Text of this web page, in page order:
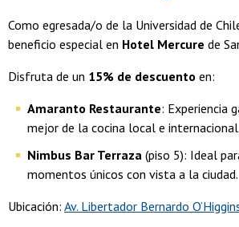
Egresadas/os
Como egresada/o de la Universidad de
beneficio especial en Hotel Mercure de
Disfruta de un 15% de descuento en:
Amaranto Restaurante: Experiencia
mejor de la cocina local e internacional.
Nimbus Bar Terraza (piso 5): Ideal
momentos únicos con vista a la ciudad.
Ubicación: Av. Libertador Bernardo